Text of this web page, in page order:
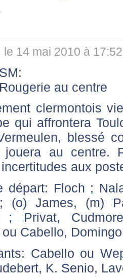
le 14 mai 2010 à 17:52
au centre
clermontois
qui affrontera
blessé
jouera au centre.
aux
départ: Floch ;
(o) James, (m)
; Privat,
Cabello,
Cabello ou
K. Senio,